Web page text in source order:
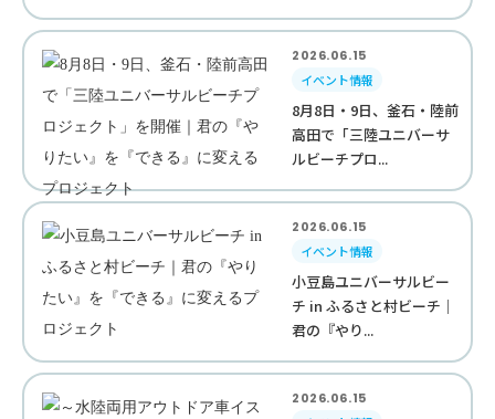
2026.06.15
イベント情報
8月8日・9日、釜石・陸前
高田で「三陸ユニバーサ
ルビーチプロ...
2026.06.15
イベント情報
小豆島ユニバーサルビー
チ in ふるさと村ビーチ｜
君の『やり...
2026.06.15